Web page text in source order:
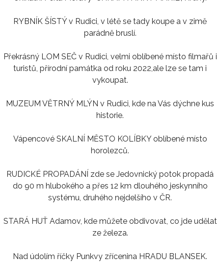
RYBNÍK ŠÍSTÝ v Rudici, v létě se tady koupe a v zimě
parádně bruslí.
Překrásný LOM SEČ v Rudici, velmi oblíbené místo filmařů i
turistů, přírodní památka od roku 2022,ale lze se tam i
vykoupat.
MUZEUM VĚTRNÝ MLÝN v Rudici, kde na Vás dýchne kus
historie.
Vápencové SKALNÍ MĚSTO KOLÍBKY oblíbené místo
horolezců.
RUDICKÉ PROPADÁNÍ zde se Jedovnický potok propadá
do 90 m hlubokého a přes 12 km dlouhého jeskynního
systému, druhého nejdelšího v ČR.
STARÁ HUŤ Adamov, kde můžete obdivovat, co jde udělat
ze železa.
Nad údolím říčky Punkvy zřícenina HRADU BLANSEK.